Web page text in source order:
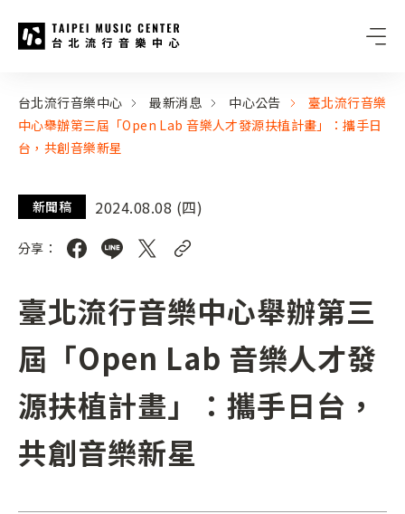
:::
台北流行音樂中心 最新消息 中心公告
臺北流行音樂
中心舉辦第三屆「Open Lab 音樂人才發源扶植計畫」：攜手日
台，共創音樂新星
新聞稿 2024.08.08 (四)
分享：
臺北流行音樂中心舉辦第三
屆「Open Lab 音樂人才發
源扶植計畫」：攜手日台，
共創音樂新星